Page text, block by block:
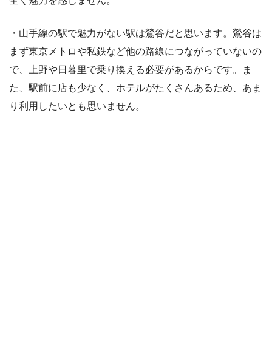
・山手線の駅で魅力がない駅は鶯谷だと思います。鶯谷は
まず東京メトロや私鉄など他の路線につながっていないの
で、上野や日暮里で乗り換える必要があるからです。ま
た、駅前に店も少なく、ホテルがたくさんあるため、あま
り利用したいとも思いません。